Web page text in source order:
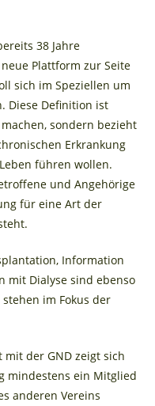
38 Jahre
Plattform zur Seite
sich im Speziellen um
Diese Definition ist
sondern bezieht
Erkrankung
führen wollen.
und Angehörige
für eine Art der
Information
mit Dialyse sind ebenso
im Fokus der
der GND zeigt sich
mindestens ein Mitglied
anderen Vereins